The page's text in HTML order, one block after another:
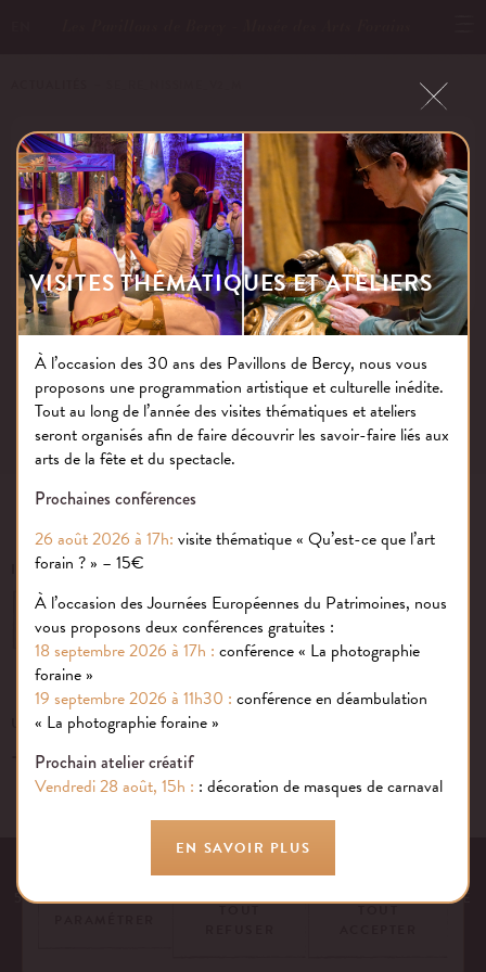
SE_RE_NISSIME_V2_M
Publié le : 19.04.17
NOS THÉMATIQUES
VISITES THÉMATIQUES ET ATELIERS
À l’occasion des 30 ans des Pavillons de Bercy, nous vous
proposons une programmation artistique et culturelle inédite.
Tout au long de l’année des visites thématiques et ateliers
seront organisés afin de faire découvrir les savoir-faire liés aux
arts de la fête et du spectacle.
Prochaines conférences
26 août 2026 à 17h: visite thématique « Qu’est-ce que l’art
forain ? » – 15€
À l’occasion des Journées Européennes du Patrimoines, nous
vous proposons deux conférences gratuites :
18 septembre 2026 à 17h : conférence « La photographie
foraine »
19 septembre 2026 à 11h30 : conférence en déambulation
« La photographie foraine »
Prochain atelier créatif
Vendredi 28 août, 15h : : décoration de masques de carnaval
EN SAVOIR PLUS
INSCRIVEZ-VOUS À NOTRE NEWSLETTER
UN ÉVÉNEMENT, UNE QUESTION ?
+33 (0)1 43 40 16 22
53 AVENUE DES TERROIRS DE FRANCE, 75012 PARIS | FRANCE
Gestion des cookies
Nous utilisons des cookies sur notre site internet pour rendre votre
expérience aussi douce qu’une confiserie foraine !
TOUT
TOUT